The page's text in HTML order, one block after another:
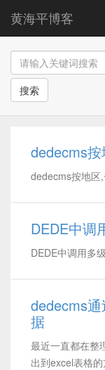
黄海平博客
搜索
dedecms
dedecms按地区
DEDE中调
DEDE中调用多
dedecms
据
最近一直都在整
出到excel表格